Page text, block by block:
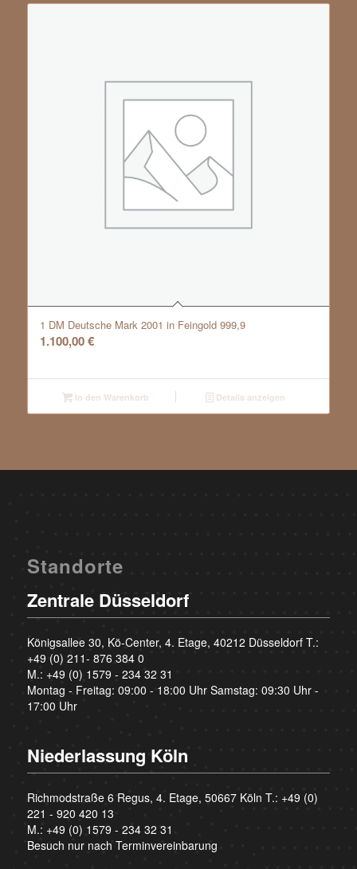
1 DM Deutsche Mark 2001 in Feingold 999,9
1.100,00€
In den Warenkorb Details anzeigen
Standorte
Zentrale Düsseldorf
Königsallee 30, Kö-Center, 4. Etage, 40212 Düsseldorf T.:
+49 (0) 211- 876 384 0
M.: +49 (0) 1579 - 234 32 31
Montag - Freitag: 09:00 - 18:00 Uhr Samstag: 09:30 Uhr -
17:00 Uhr
Niederlassung Köln
Richmodstraße 6 Regus, 4. Etage, 50667 Köln T.: +49 (0)
221 - 920 420 13
M.: +49 (0) 1579 - 234 32 31
Besuch nur nach Terminvereinbarung